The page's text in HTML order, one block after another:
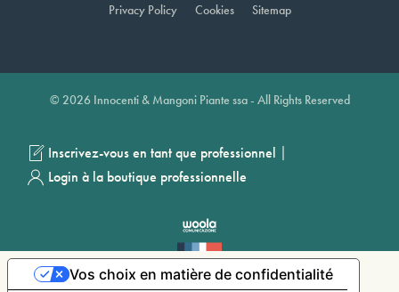
Privacy Policy Cookies Sitemap
© 2026 Innocenti & Mangoni Piante ssa - All Rights Reserved
Inscrivez-vous en tant que professionnel |
Login à la boutique professionnelle
Vos choix en matière de confidentialité